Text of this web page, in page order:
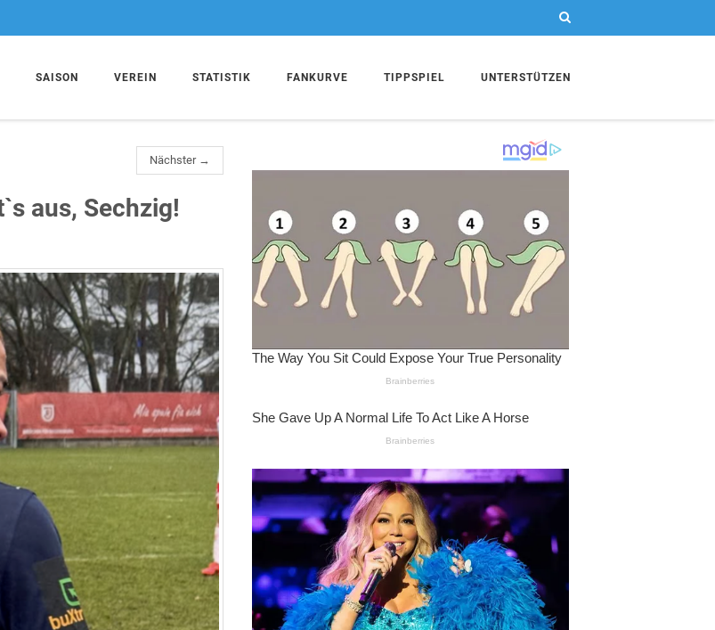
SAISON VEREIN STATISTIK FANKURVE TIPPSPIEL UNTERSTÜTZEN
Nächster →
aus, Sechzig!